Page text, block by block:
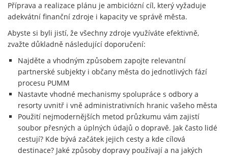
Příprava a realizace plánu je ambiciózní cíl, který vyžaduje
adekvátní finanční zdroje i kapacity ve správě města.
Abyste si byli jistí, že všechny zdroje využíváte efektivně,
zvažte důkladně následující doporučení:
Najděte a vhodným způsobem zapojte relevantní
partnerské subjekty i občany města do jednotlivých fází
procesu PUMM
Nastavte vhodné mechanismy spolupráce s odbory a
resorty uvnitř i vně administrativních hranic vašeho města
Použití nejmodernějších metod průzkumu vám zajistí
soubor přesných a úplných údajů o dopravě. Jak často lidé
cestují? Kde bývá začátek jejich cesty a kde cílová
destinace? Jaké způsoby dopravy používají a na jakých